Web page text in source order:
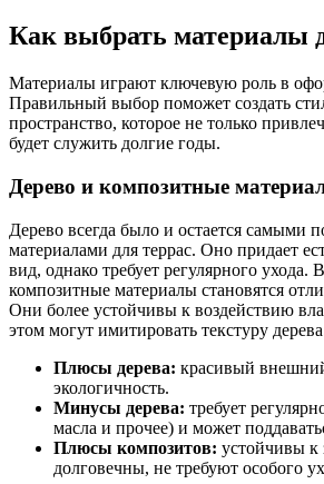
Как выбрать материалы
Материалы играют ключевую роль в
Правильный выбор поможет создать
пространство, которое не только
будет служить долгие годы.
Дерево и композитные
Дерево всегда было и остается самыми
материалами для террас. Оно придает
вид, однако требует регулярного ухода.
композитные материалы становятся
Они более устойчивы к воздействию
этом могут имитировать текстуру
Плюсы дерева: красивый
экологичность.
Минусы дерева: требует
масла и прочее) и может
Плюсы композитов: устойчивы к
долговечны, не требуют особого